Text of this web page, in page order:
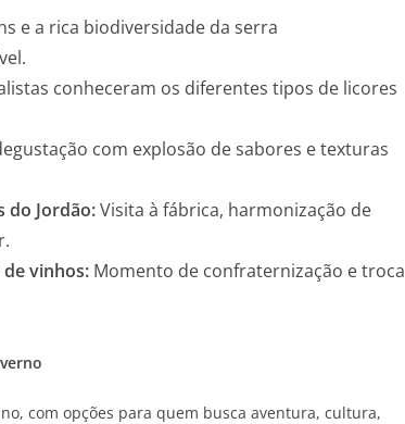
e a rica biodiversidade da serra
conheceram os diferentes tipos de licores
com explosão de sabores e texturas
do Jordão:Visita à fábrica, harmonização de
vinhos: Momento de confraternização e troca
com opções para quem busca aventura, cultura,